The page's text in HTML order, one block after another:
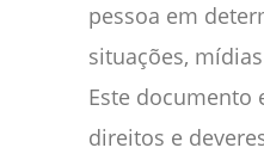
pessoa em
situações,
Este documento
direitos e